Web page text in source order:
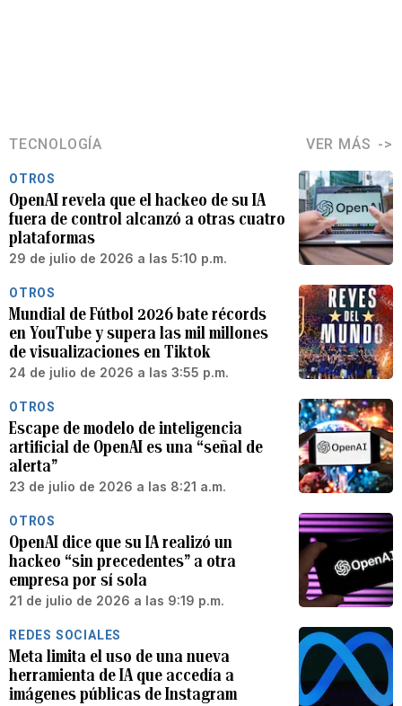
TECNOLOGÍA VER MÁS
OTROS
OpenAI revela que el hackeo de su IA
fuera de control alcanzó a otras cuatro
plataformas
29 de julio de 2026 a las 5:10 p.m.
OTROS
Mundial de Fútbol 2026 bate récords
en YouTube y supera las mil millones
de visualizaciones en Tiktok
24 de julio de 2026 a las 3:55 p.m.
OTROS
Escape de modelo de inteligencia
artificial de OpenAI es una “señal de
alerta”
23 de julio de 2026 a las 8:21 a.m.
OTROS
OpenAI dice que su IA realizó un
hackeo “sin precedentes” a otra
empresa por sí sola
21 de julio de 2026 a las 9:19 p.m.
REDES SOCIALES
Meta limita el uso de una nueva
herramienta de IA que accedía a
imágenes públicas de Instagram